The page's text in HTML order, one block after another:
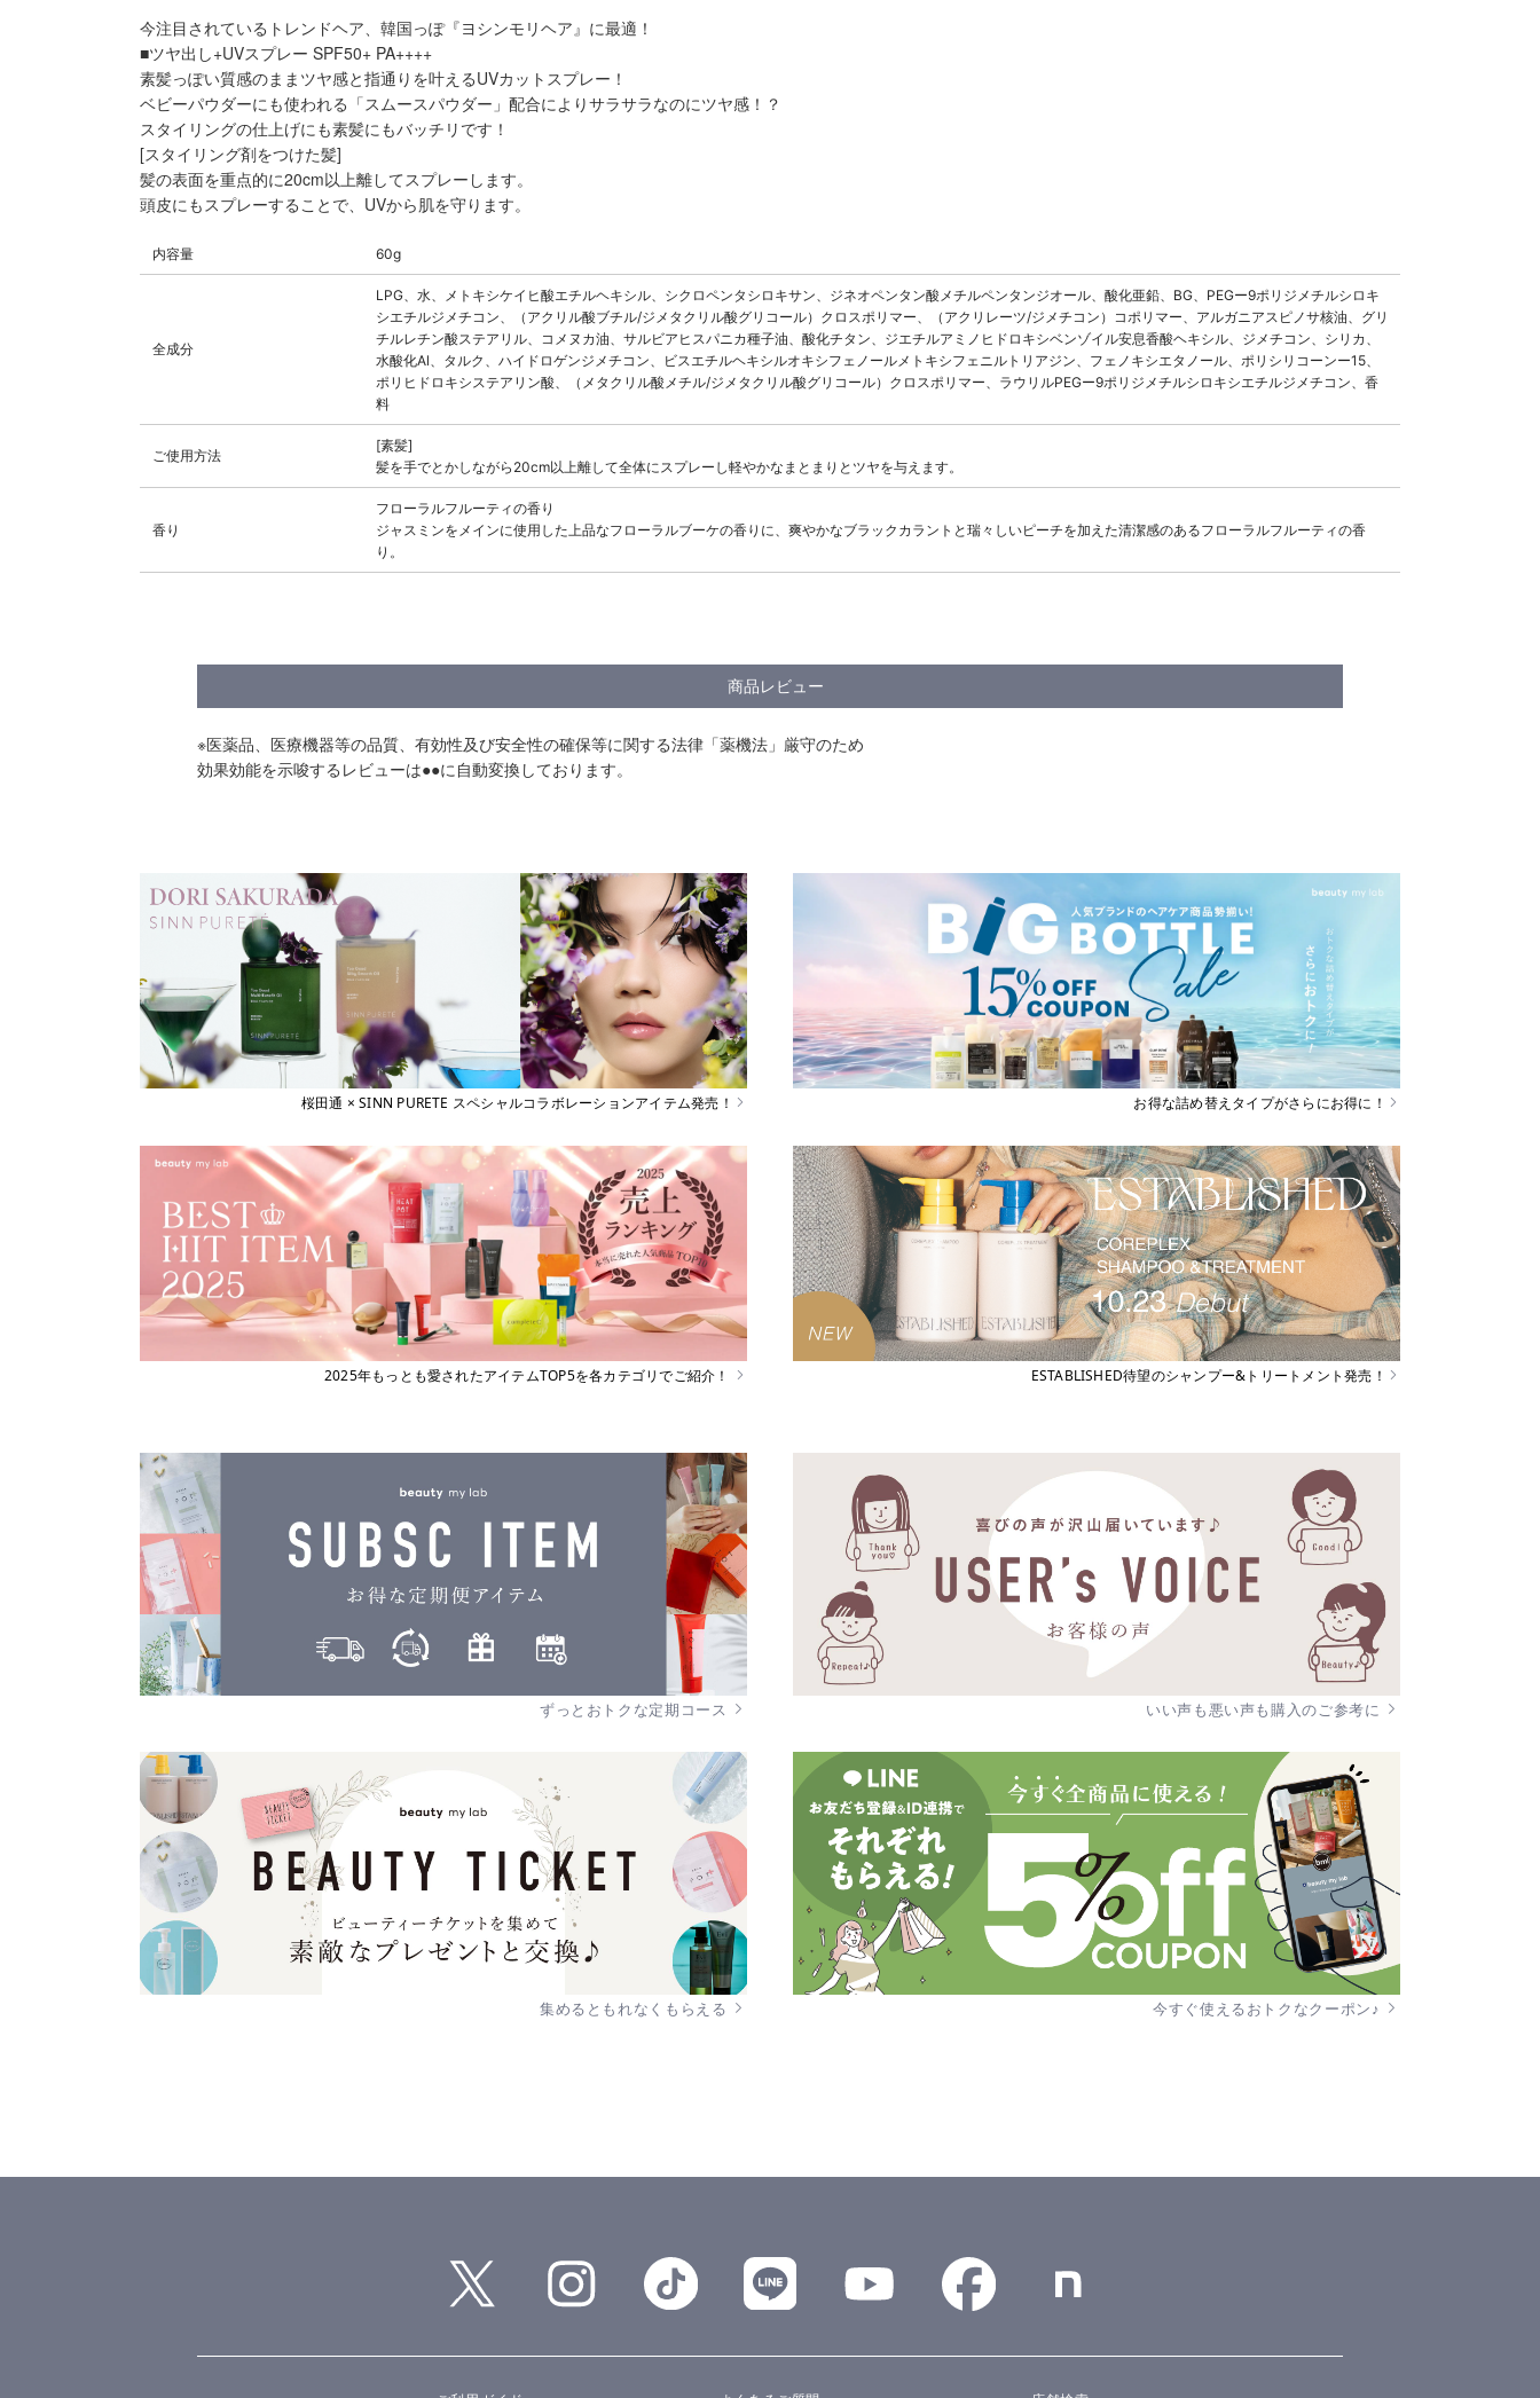
今注目されているトレンドヘア、韓国っぽ『ヨシンモリヘア』に最適！
■ツヤ出し+UVスプレー SPF50+ PA++++
素髪っぽい質感のままツヤ感と指通りを叶えるUVカットスプレー！
ベビーパウダーにも使われる「スムースパウダー」配合によりサラサラなのにツヤ感！？
スタイリングの仕上げにも素髪にもバッチリです！
[スタイリング剤をつけた髪]
髪の表面を重点的に20cm以上離してスプレーします。
頭皮にもスプレーすることで、UVから肌を守ります。
内容量 60g
全成分
LPG、水、メトキシケイヒ酸エチルヘキシル、シクロペンタシロキサン、ジネオペンタン酸メチルペンタンジオール、酸化亜鉛、BG、PEGー9ポリジメチルシロキ
シエチルジメチコン、（アクリル酸ブチル/ジメタクリル酸グリコール）クロスポリマー、（アクリレーツ/ジメチコン）コポリマー、アルガニアスピノサ核油、グリ
チルレチン酸ステアリル、コメヌカ油、サルビアヒスパニカ種子油、酸化チタン、ジエチルアミノヒドロキシベンゾイル安息香酸ヘキシル、ジメチコン、シリカ、
水酸化Al、タルク、ハイドロゲンジメチコン、ビスエチルヘキシルオキシフェノールメトキシフェニルトリアジン、フェノキシエタノール、ポリシリコーンー15、
ポリヒドロキシステアリン酸、（メタクリル酸メチル/ジメタクリル酸グリコール）クロスポリマー、ラウリルPEGー9ポリジメチルシロキシエチルジメチコン、香
料
ご使用方法
[素髪]
髪を手でとかしながら20cm以上離して全体にスプレーし軽やかなまとまりとツヤを与えます。
香り
フローラルフルーティの香り
ジャスミンをメインに使用した上品なフローラルブーケの香りに、爽やかなブラックカラントと瑞々しいピーチを加えた清潔感のあるフローラルフルーティの香
り。
商品レビュー
※医薬品、医療機器等の品質、有効性及び安全性の確保等に関する法律「薬機法」厳守のため
効果効能を示唆するレビューは●●に自動変換しております。
桜田通 × SINN PURETE スペシャルコラボレーションアイテム発売！ お得な詰め替えタイプがさらにお得に！
2025年もっとも愛されたアイテムTOP5を各カテゴリでご紹介！ ESTABLISHED待望のシャンプー&トリートメント発売！
ずっとおトクな定期コース いい声も悪い声も購入のご参考に
集めるともれなくもらえる 今すぐ使えるおトクなクーポン♪